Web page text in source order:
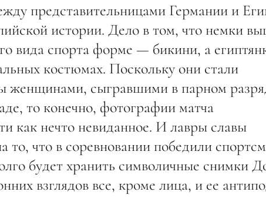
представительницами Германии и
истории. Дело в том, что немки
вида спорта форме — бикини, а
костюмах. Поскольку они стали
женщинами, сыгравшими в парном
то конечно, фотографии матча
как нечто невиданное. И лавры славы
то, что в соревновании победили
будет хранить символичные снимки
взглядов все, кроме лица, и ее